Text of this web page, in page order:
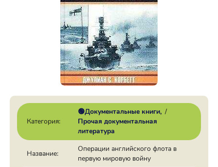
Категория:
🟢Документальные книги /
Прочая документальная
литература
Название:
Операции английского флота в
первую мировую войну